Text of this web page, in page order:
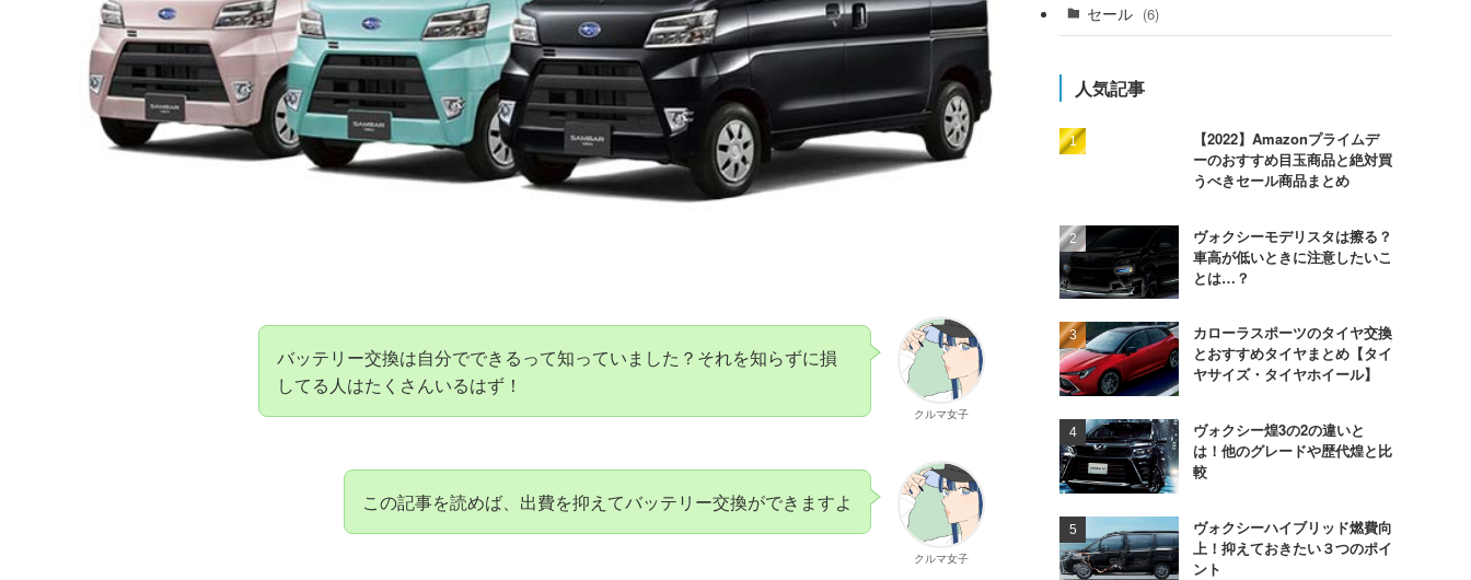
クルマ女子
バッテリー交換は自分でできるって知っていました？それを知らずに損
してる人はたくさんいるはず！
クルマ女子
この記事を読めば、出費を抑えてバッテリー交換ができますよ
セール (6)
人気記事
【2022】Amazonプライムデ
ーのおすすめ目玉商品と絶対買
うべきセール商品まとめ
ヴォクシーモデリスタは擦る？
車高が低いときに注意したいこ
とは…？
カローラスポーツのタイヤ交換
とおすすめタイヤまとめ【タイ
ヤサイズ・タイヤホイール】
ヴォクシー煌3の2の違いと
は！他のグレードや歴代煌と比
較
ヴォクシーハイブリッド燃費向
上！抑えておきたい３つのポイ
ント